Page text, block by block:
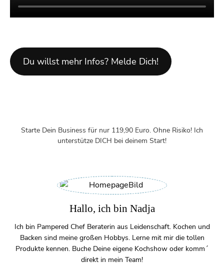
Du willst mehr Infos? Melde Dich!
Starte Dein Business für nur 119,90 Euro. Ohne Risiko! Ich
unterstütze DICH bei deinem Start!
Hallo, ich bin Nadja
Ich bin Pampered Chef Beraterin aus Leidenschaft. Kochen und
Backen sind meine großen Hobbys. Lerne mit mir die tollen
Produkte kennen. Buche Deine eigene Kochshow oder komm´
direkt in mein Team!